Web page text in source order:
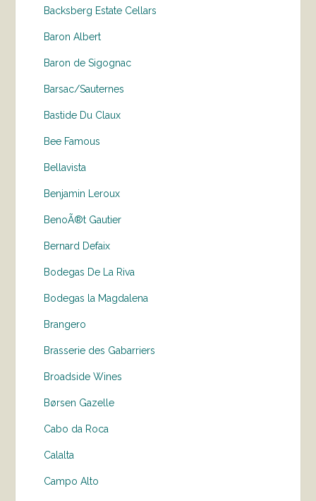
Backsberg Estate Cellars
Baron Albert
Baron de Sigognac
Barsac/Sauternes
Bastide Du Claux
Bee Famous
Bellavista
Benjamin Leroux
BenoÃ®t Gautier
Bernard Defaix
Bodegas De La Riva
Bodegas la Magdalena
Brangero
Brasserie des Gabarriers
Broadside Wines
Børsen Gazelle
Cabo da Roca
Calalta
Campo Alto